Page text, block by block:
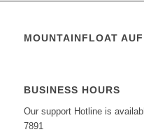
MOUNTAINFLOAT
BUSINESS HOURS
Our support Hotline is
7891